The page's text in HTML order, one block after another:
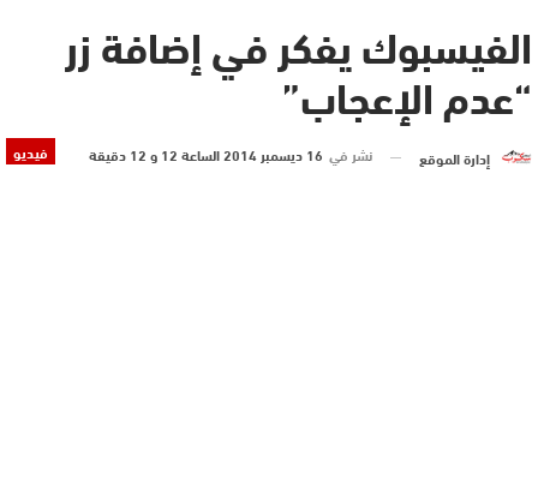
الفيسبوك يفكر في إضافة زر
“عدم الإعجاب”
فيديو إدارة الموقع نشر في 16 ديسمبر 2014 الساعة 12 و 12 دقيقة